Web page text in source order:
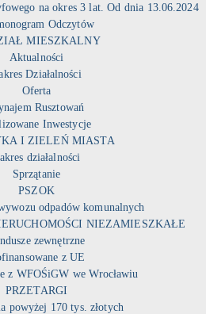
na okres 3 lat. Od dnia 13.06.2024
Odczytów
MIESZKALNY
Aktualności
Działalności
Oferta
Rusztowań
Inwestycje
I ZIELEŃ MIASTA
działalności
Sprzątanie
PSZOK
odpadów komunalnych
NIEZAMIESZKAŁE
zewnętrzne
z UE
z WFOŚiGW we Wrocławiu
PRZETARGI
powyżej 170 tys. złotych